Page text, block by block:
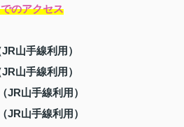
のアクセス
山手線利用）
山手線利用）
JR山手線利用）
JR山手線利用）